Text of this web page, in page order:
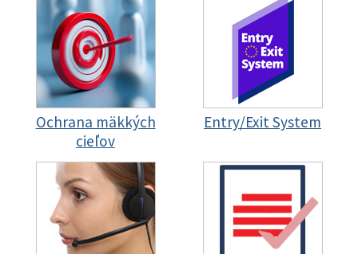
Ochrana mäkkých
cieľov
Entry/Exit System